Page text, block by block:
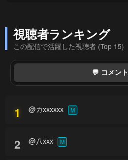
視聴者ランキング
この配信で活躍した視聴者 (Top 15)
💬 コメント
1 @カxxxxxx M
2 @八xxx M